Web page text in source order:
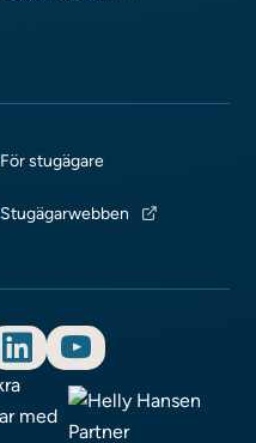
För stugägare
Stugägarwebben